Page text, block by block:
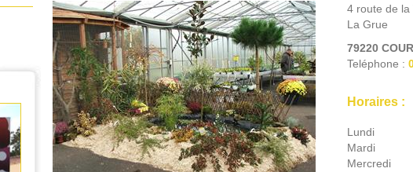
4 route de la
La Grue
79220
Teléphone :
Horaires :
Lundi
Mardi
Mercredi